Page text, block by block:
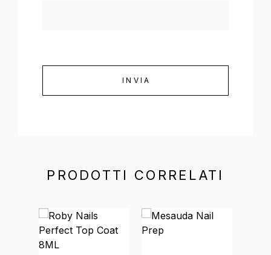
PRODOTTI CORRELATI